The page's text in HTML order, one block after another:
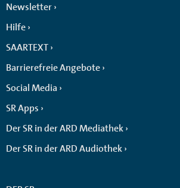
Newsletter
Hilfe
SAARTEXT
Barrierefreie Angebote
Social Media
SR Apps
Der SR in der ARD Mediathek
Der SR in der ARD Audiothek